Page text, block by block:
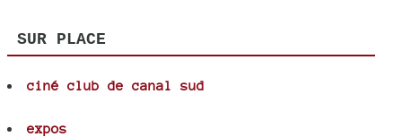
SUR PLACE
ciné club de canal sud
expos